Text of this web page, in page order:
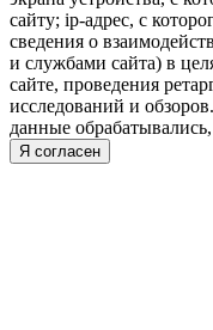
сайту; ip-адрес, с
сведения о
и службами сайта) в
сайте, проведения
исследований и
данные
Я согласен